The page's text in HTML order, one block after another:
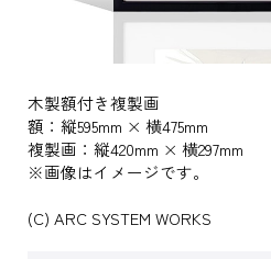
木製額付き複製画
額：縦595mm × 横475mm
複製画：縦420mm × 横297mm
※画像はイメージです。
(C) ARC SYSTEM WORKS